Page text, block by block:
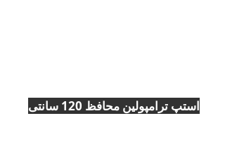
استپ ترامپولين محافظ 120 سانتی